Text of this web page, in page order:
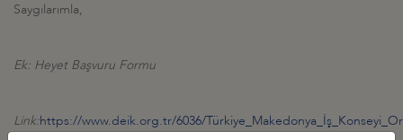
Saygılarımla,
Ek: Heyet Başvuru Formu
Link:https://www.deik.org.tr/6036/